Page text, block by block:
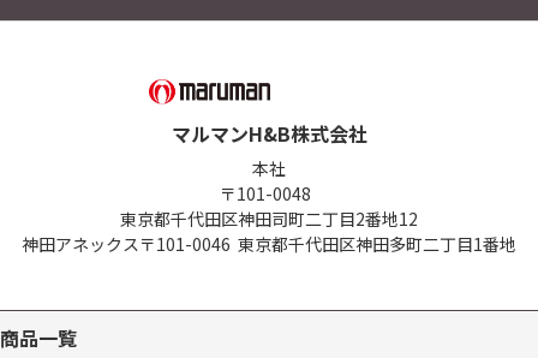
マルマンH&B株式会社
本社
〒101-0048
東京都千代田区神田司町二丁目2番地12
神田アネックス〒101-0046 東京都千代田区神田多町二丁目1番地
商品一覧